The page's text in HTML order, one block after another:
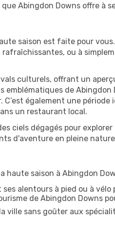
Abingdon Downs offre à
saison est faite pour
ou à
culturels, offrant un
de
également une période
un restaurant local.
ciels dégagés pour
d'aventure en pleine
haute saison à Abingdon
alentours à pied ou à
de Abingdon Downs
ville sans goûter aux